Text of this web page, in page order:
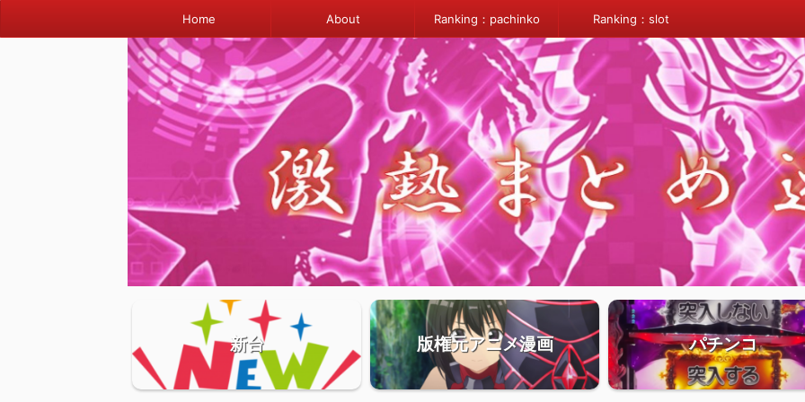
Home About Ranking：pachinko Ranking：slot
新台 版権元アニメ漫画 パチンコ